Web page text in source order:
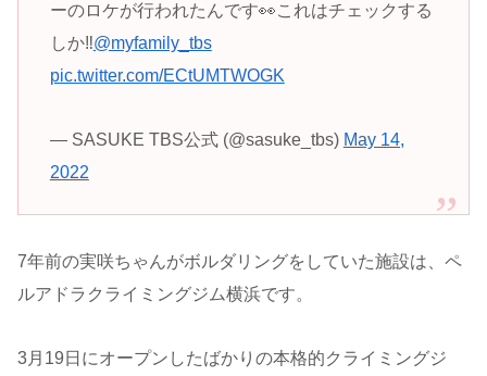
ーのロケが行われたんです👀これはチェックする
しか‼️@myfamily_tbs
pic.twitter.com/ECtUMTWOGK
— SASUKE TBS公式 (@sasuke_tbs) May 14,
2022
7年前の実咲ちゃんがボルダリングをしていた施設は、ペ
ルアドラクライミングジム横浜です。
3月19日にオープンしたばかりの本格的クライミングジ